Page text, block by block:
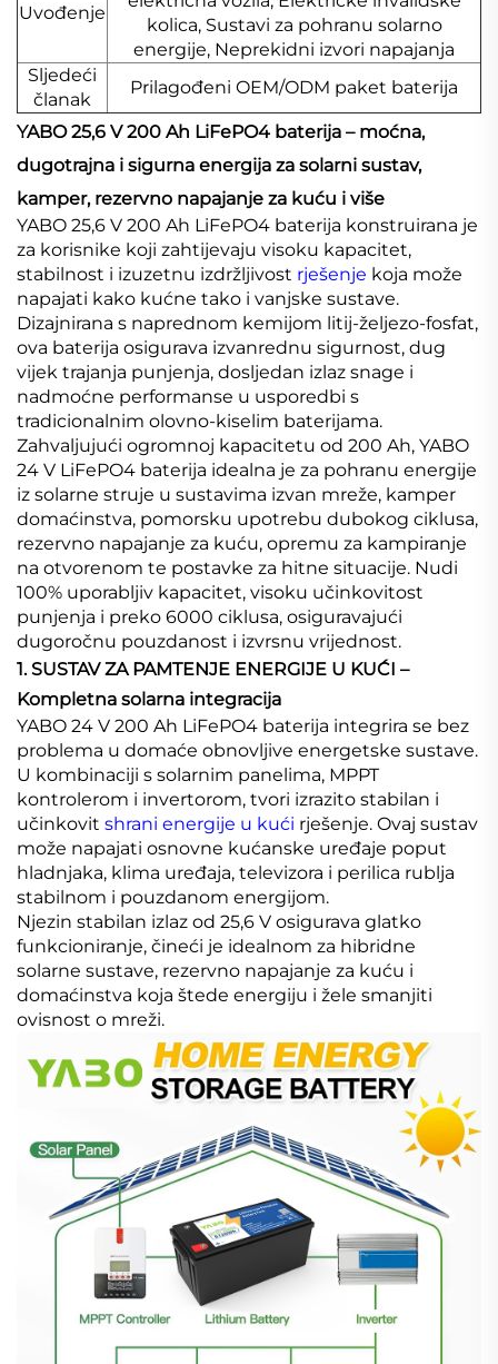
Uvođenje
kolica, Sustavi za pohranu solarno
energije, Neprekidni izvori napajanja
Sljedeći
članak
Prilagođeni OEM/ODM paket baterija
YABO 25,6 V 200 Ah LiFePO4 baterija – moćna,
dugotrajna i sigurna energija za solarni sustav,
kamper, rezervno napajanje za kuću i više
YABO 25,6 V 200 Ah LiFePO4 baterija konstruirana je
za korisnike koji zahtijevaju visoku kapacitet,
stabilnost i izuzetnu izdržljivost rješenje koja može
napajati kako kućne tako i vanjske sustave.
Dizajnirana s naprednom kemijom litij-željezo-fosfat,
ova baterija osigurava izvanrednu sigurnost, dug
vijek trajanja punjenja, dosljedan izlaz snage i
nadmoćne performanse u usporedbi s
tradicionalnim olovno-kiselim baterijama.
Zahvaljujući ogromnoj kapacitetu od 200 Ah, YABO
24 V LiFePO4 baterija idealna je za pohranu energije
iz solarne struje u sustavima izvan mreže, kamper
domaćinstva, pomorsku upotrebu dubokog ciklusa,
rezervno napajanje za kuću, opremu za kampiranje
na otvorenom te postavke za hitne situacije. Nudi
100% uporabljiv kapacitet, visoku učinkovitost
punjenja i preko 6000 ciklusa, osiguravajući
dugoročnu pouzdanost i izvrsnu vrijednost.
1. SUSTAV ZA PAMTENJE ENERGIJE U KUĆI –
Kompletna solarna integracija
YABO 24 V 200 Ah LiFePO4 baterija integrira se bez
problema u domaće obnovljive energetske sustave.
U kombinaciji s solarnim panelima, MPPT
kontrolerom i invertorom, tvori izrazito stabilan i
učinkovit shrani energije u kući rješenje. Ovaj sustav
može napajati osnovne kućanske uređaje poput
hladnjaka, klima uređaja, televizora i perilica rublja
stabilnom i pouzdanom energijom.
Njezin stabilan izlaz od 25,6 V osigurava glatko
funkcioniranje, čineći je idealnom za hibridne
solarne sustave, rezervno napajanje za kuću i
domaćinstva koja štede energiju i žele smanjiti
ovisnost o mreži.